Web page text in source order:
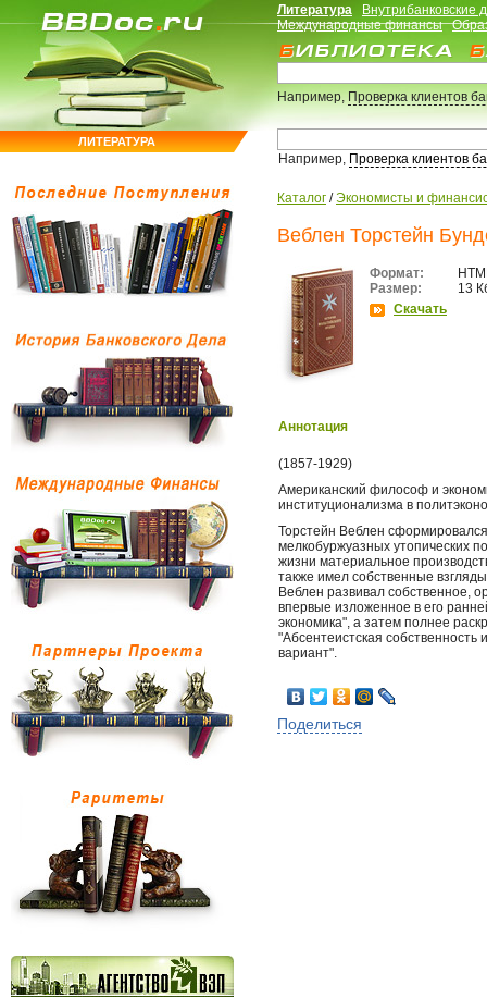
ЛИТЕРАТУРА
Литература
Внутрибанковские
Международные финансы
Например,Проверка клиентов
Например, Проверка клиентов
Каталог /Экономисты и
Веблен Торстейн
Формат:
Размер:
13
Скачать
Аннотация
(1857-1929)
Американский философ и
институционализма в
Торстейн Веблен
мелкобуржуазных утопических
жизни материальное
также имел собственные
Веблен развивал собственное,
впервые изложенное в его
экономика", а затем полнее
"Абсентеистская
вариант".
Поделиться